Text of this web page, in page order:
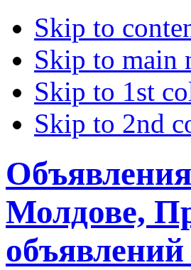
Skip to
Skip to main
Skip to 1st
Skip to 2nd
Молдове,